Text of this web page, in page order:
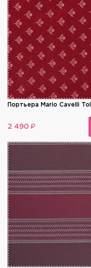
Портьера Mario Cavelli
2 490 ₽